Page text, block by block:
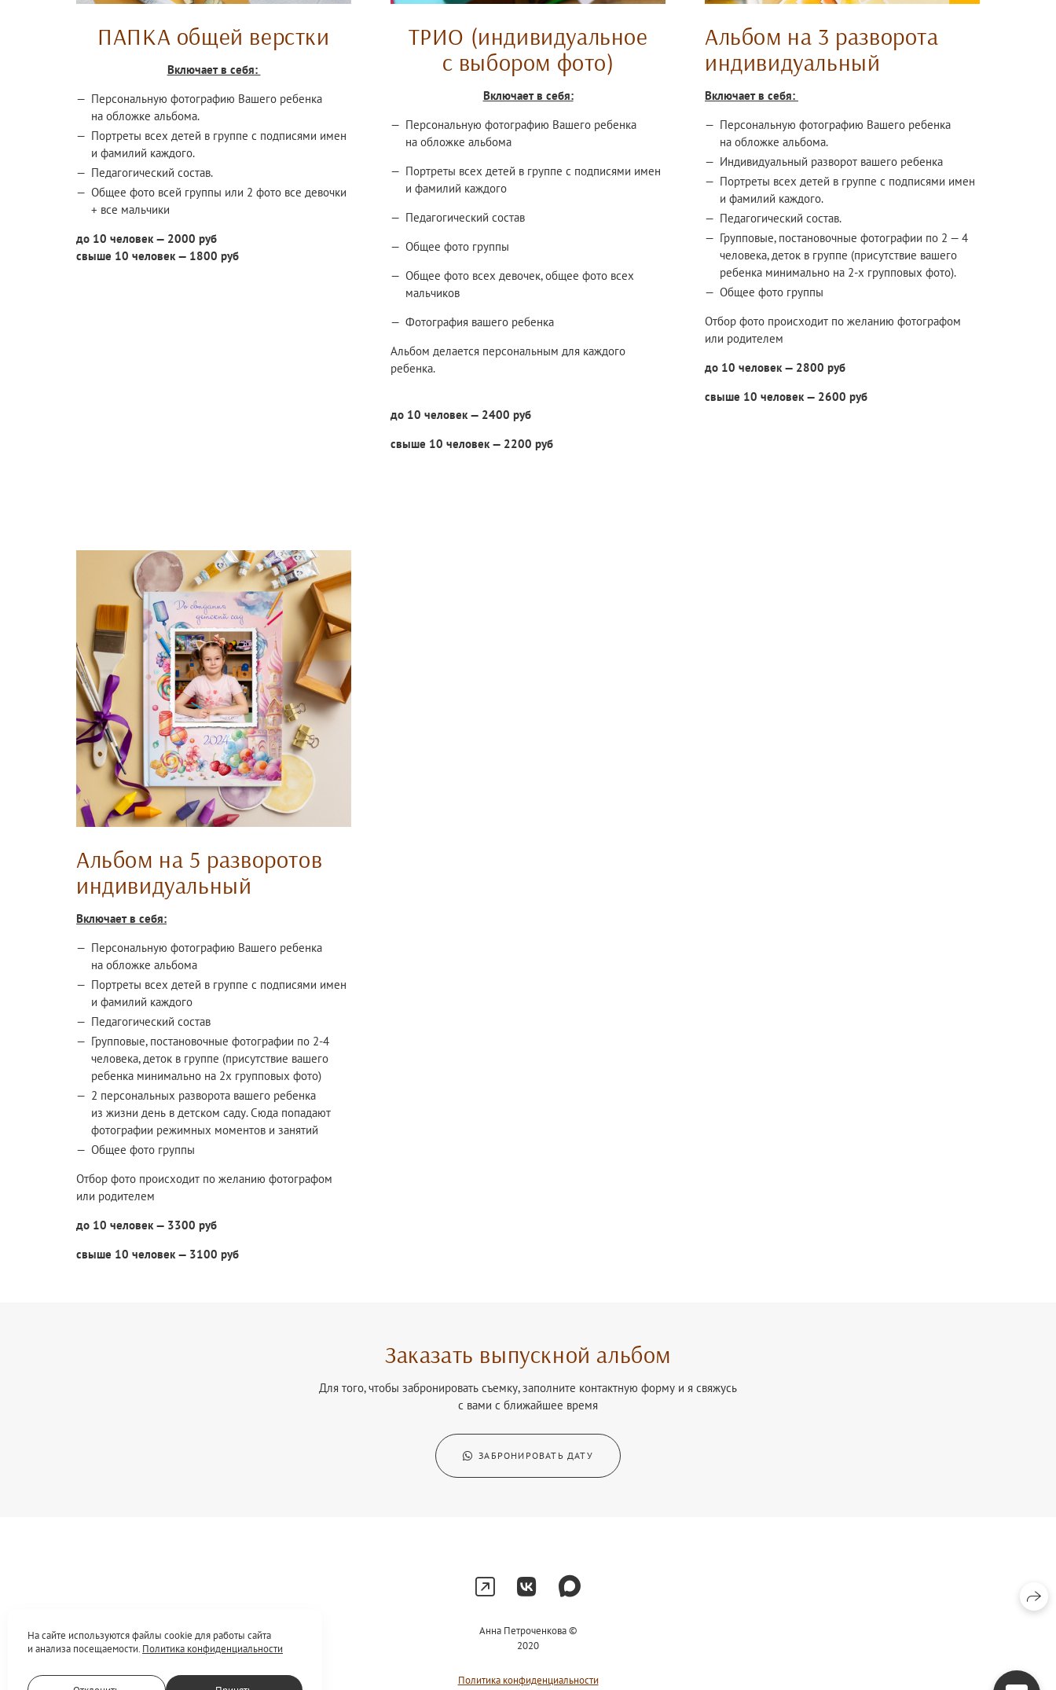
ПАПКА общей верстки
Включает в себя:
Персональную фотографию Вашего ребенка
на обложке альбома.
Портреты всех детей в группе с подписями имен
и фамилий каждого.
Педагогический состав.
Общее фото всей группы или 2 фото все девочки
+ все мальчики
до 10 человек — 2000 руб
свыше 10 человек — 1800 руб
ТРИО (индивидуальное
с выбором фото)
Включает в себя:
Персональную фотографию Вашего ребенка
на обложке альбома
Портреты всех детей в группе с подписями имен
и фамилий каждого
Педагогический состав
Общее фото группы
Общее фото всех девочек, общее фото всех
мальчиков
Фотография вашего ребенка
Альбом делается персональным для каждого
ребенка.
до 10 человек — 2400 руб
свыше 10 человек — 2200 руб
Альбом на 3 разворота
индивидуальный
Включает в себя:
Персональную фотографию Вашего ребенка
на обложке альбома.
Индивидуальный разворот вашего ребенка
Портреты всех детей в группе с подписями имен
и фамилий каждого.
Педагогический состав.
Групповые, постановочные фотографии по 2 — 4
человека, деток в группе (присутствие вашего
ребенка минимально на 2-х групповых фото).
Общее фото группы
Отбор фото происходит по желанию фотографом
или родителем
до 10 человек — 2800 руб
свыше 10 человек — 2600 руб
Альбом на 5 разворотов
индивидуальный
Включает в себя:
Персональную фотографию Вашего ребенка
на обложке альбома
Портреты всех детей в группе с подписями имен
и фамилий каждого
Педагогический состав
Групповые, постановочные фотографии по 2-4
человека, деток в группе (присутствие вашего
ребенка минимально на 2х групповых фото)
2 персональных разворота вашего ребенка
из жизни день в детском саду. Сюда попадают
фотографии режимных моментов и занятий
Общее фото группы
Отбор фото происходит по желанию фотографом
или родителем
до 10 человек — 3300 руб
свыше 10 человек — 3100 руб
Заказать выпускной альбом
Для того, чтобы забронировать съемку, заполните контактную форму и я свяжусь
с вами с ближайшее время
ЗАБРОНИРОВАТЬ ДАТУ
Анна Петроченкова ©
2020
Политика конфиденциальности
На сайте используются файлы cookie для работы сайта
и анализа посещаемости. Политика конфиденциальности